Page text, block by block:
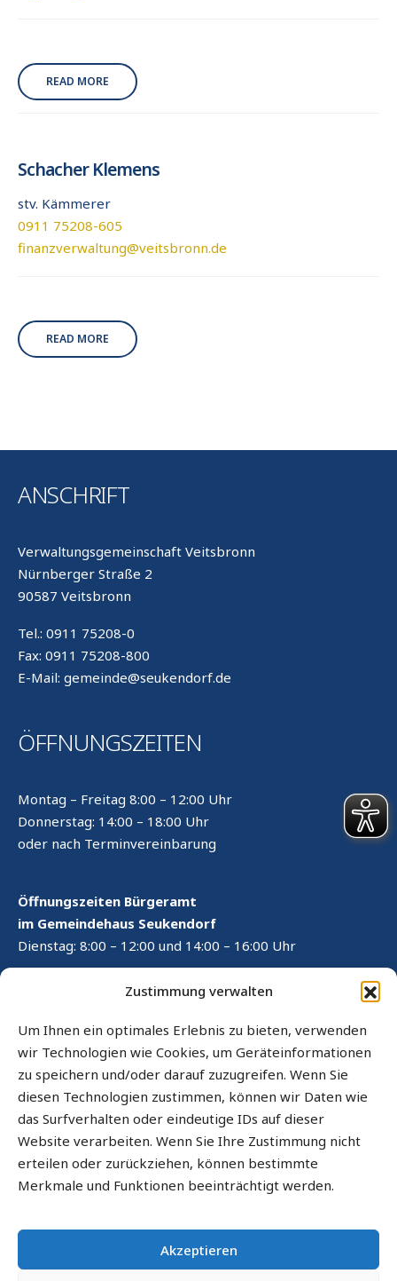
Zustimmung verwalten
Um Ihnen ein optimales Erlebnis zu bieten, verwenden
wir Technologien wie Cookies, um Geräteinformationen
zu speichern und/oder darauf zuzugreifen. Wenn Sie
diesen Technologien zustimmen, können wir Daten wie
das Surfverhalten oder eindeutige IDs auf dieser
Website verarbeiten. Wenn Sie Ihre Zustimmung nicht
erteilen oder zurückziehen, können bestimmte
Merkmale und Funktionen beeinträchtigt werden.
Akzeptieren
READ MORE
Schacher Klemens
stv. Kämmerer
0911 75208-605
finanzverwaltung@veitsbronn.de
READ MORE
ANSCHRIFT
Verwaltungsgemeinschaft Veitsbronn
Nürnberger Straße 2
90587 Veitsbronn
Tel.: 0911 75208-0
Fax: 0911 75208-800
E-Mail: gemeinde@seukendorf.de
ÖFFNUNGSZEITEN
Montag – Freitag 8:00 – 12:00 Uhr
Donnerstag: 14:00 – 18:00 Uhr
oder nach Terminvereinbarung
Öffnungszeiten Bürgeramt
im Gemeindehaus Seukendorf
Dienstag: 8:00 – 12:00 und 14:00 – 16:00 Uhr
RECHTLICHES
Kontaktformular
Impressum
Datenschutz
Cookie-Richtlinie (EU)
Sitemap
Barrierefrei
Informationen in leichter Sprache